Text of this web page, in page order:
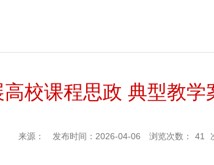
校课程思政 典型教学
来源： 发布时间：2026-04-06 浏览次数： 41